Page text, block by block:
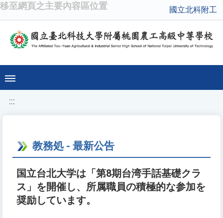
移至網頁之主要內容區位置 國立北科附工
:::
教務処 - 最新公告
国立台北大学は「第8期台湾手話基礎クラ
ス」を開催し、所属職員の積極的な参加を
奨励しています。